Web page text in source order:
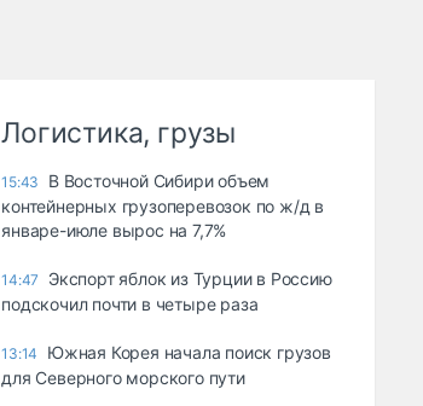
Логистика, грузы
15:43
В Восточной Сибири объем
контейнерных грузоперевозок по ж/д в
январе-июле вырос на 7,7%
14:47
Экспорт яблок из Турции в Россию
подскочил почти в четыре раза
13:14
Южная Корея начала поиск грузов
для Северного морского пути